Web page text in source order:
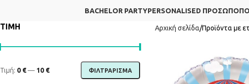
BACHELOR PARTYPERSONALISED
ΤΙΜΗ
ΦΙΛΤΡΆΡΙΣΜΑ
Τιμή: 0 €— 10 €
Αρχική σελίδα Προϊόντα με